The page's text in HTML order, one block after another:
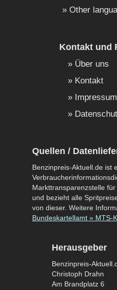
Other
Kontakt und
Über uns
Kontakt
Impressum
Quellen /
Benzinpreis-Aktuell.de ist
Markttransparenzstelle
und bezieht alle
von dieser. Weitere
Bundeskartellamt » MTS-K
Herausgeber
Benzinpreis-
Christoph Drahn
Am Brandplatz 6